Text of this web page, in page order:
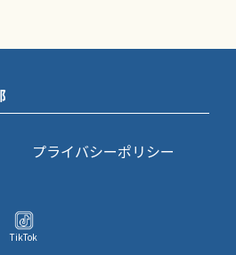
プライバシーポリシー
TikTok